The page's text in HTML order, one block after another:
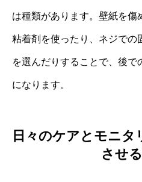
は種類があります。壁紙を傷
粘着剤を使ったり、ネジでの
を選んだりすることで、後で
になります。
日々のケアとモニ
させ